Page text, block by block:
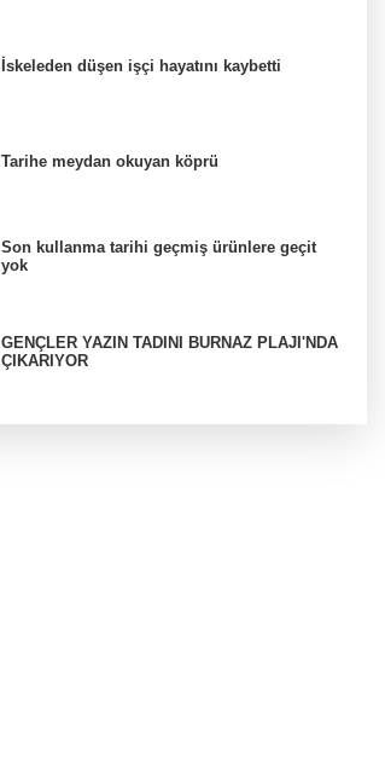
İskeleden düşen işçi hayatını kaybetti
Tarihe meydan okuyan köprü
Son kullanma tarihi geçmiş ürünlere geçit
yok
GENÇLER YAZIN TADINI BURNAZ PLAJI'NDA
ÇIKARIYOR